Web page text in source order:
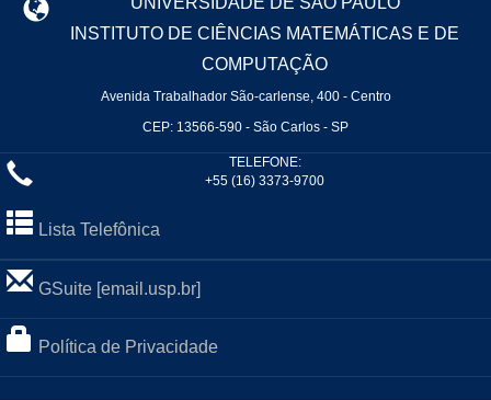
INSTITUTO DE CIÊNCIAS MATEMÁTICAS E DE
COMPUTAÇÃO
Avenida Trabalhador São-carlense, 400 - Centro
CEP: 13566-590 - São Carlos - SP
TELEFONE:
+55 (16) 3373-9700
Lista Telefônica
GSuite [email.usp.br]
Política de Privacidade